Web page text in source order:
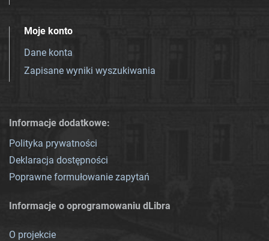
Moje konto
Dane konta
Zapisane wyniki wyszukiwania
Informacje dodatkowe:
Polityka prywatności
Deklaracja dostępności
Poprawne formułowanie zapytań
Informacje o oprogramowaniu dLibra
O projekcie